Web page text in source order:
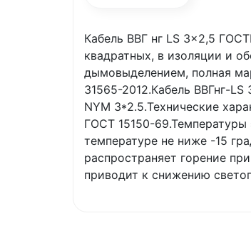
Кабель ВВГ нг LS 3x2,5
квадратных, в изоляции и
дымовыделением, полная
31565-2012.Кабель ВВГнг-
NYM 3*2.5.Технические
ГОСТ 15150-
температуре не ниже -15
распространяет горение
приводит к снижению